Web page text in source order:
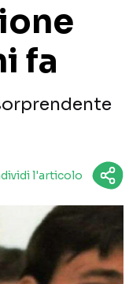
fa
l'articolo